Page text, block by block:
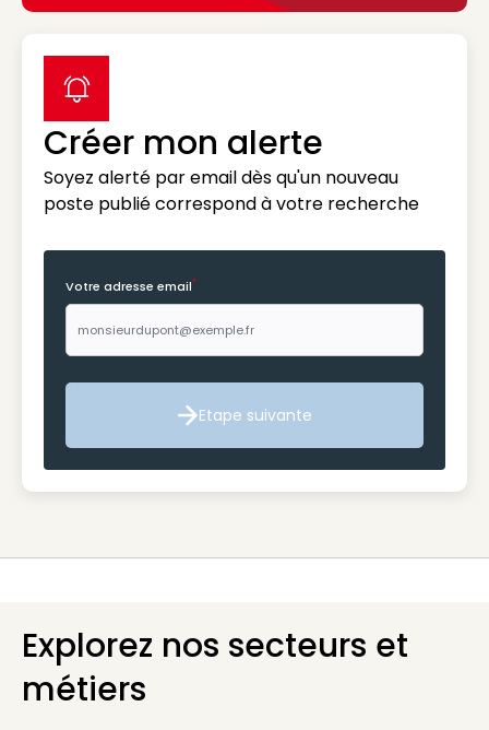
Créer mon alerte
Soyez alerté par email dès qu'un nouveau
poste publié correspond à votre recherche
label icon
Votre adresse email*
Etape suivante
Etape suivante
Explorez nos secteurs et
métiers